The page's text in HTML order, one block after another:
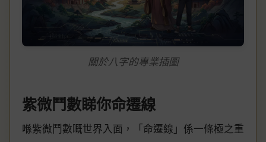
關於八字的專業插圖
紫微鬥數睇你命遷線
喺紫微鬥數嘅世界入面，「命遷線」係一條極之重